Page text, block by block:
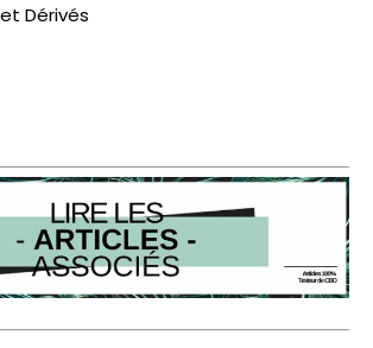
Dérivés